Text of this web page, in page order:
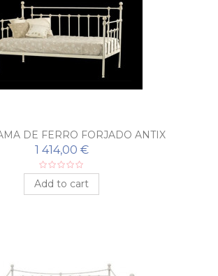
DE FERRO FORJADO ANTIX
1 414,00 €
Add to cart